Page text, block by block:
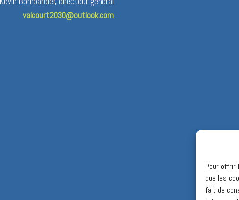
Pour offrir
que les
fait de
valcourt2030@outlook.com